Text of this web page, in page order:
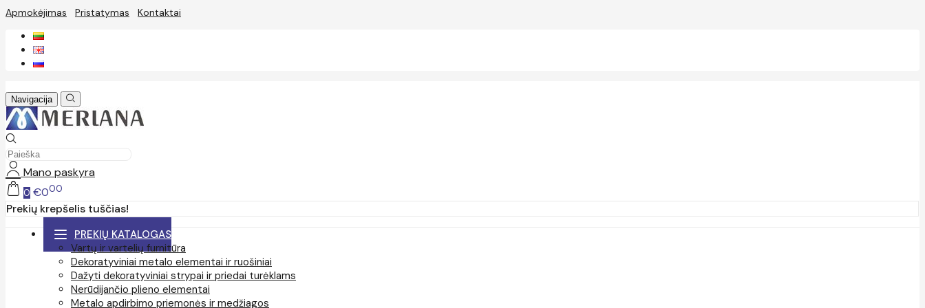
Apmokėjimas Pristatymas Kontaktai
Navigacija
Mano paskyra
0 €000
Prekių krepšelis tuščias!
PREKIŲ KATALOGAS
Vartų ir vartelių furnitūra
Dekoratyviniai metalo elementai ir ruošiniai
Dažyti dekoratyviniai strypai ir priedai turėklams
Nerūdijančio plieno elementai
Metalo apdirbimo priemonės ir medžiagos